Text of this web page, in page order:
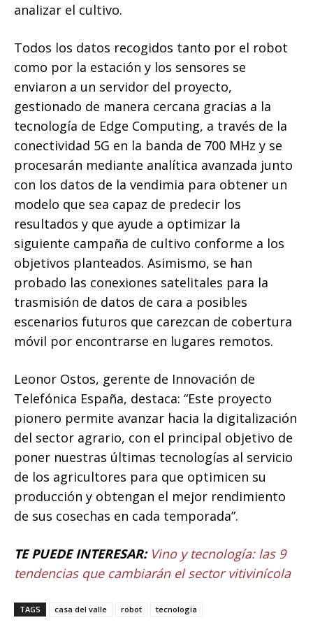
analizar el cultivo.
Todos los datos recogidos tanto por el robot
como por la estación y los sensores se
enviaron a un servidor del proyecto,
gestionado de manera cercana gracias a la
tecnología de Edge Computing, a través de la
conectividad 5G en la banda de 700 MHz y se
procesarán mediante analítica avanzada junto
con los datos de la vendimia para obtener un
modelo que sea capaz de predecir los
resultados y que ayude a optimizar la
siguiente campaña de cultivo conforme a los
objetivos planteados. Asimismo, se han
probado las conexiones satelitales para la
trasmisión de datos de cara a posibles
escenarios futuros que carezcan de cobertura
móvil por encontrarse en lugares remotos.
Leonor Ostos, gerente de Innovación de
Telefónica España, destaca: “Este proyecto
pionero permite avanzar hacia la digitalización
del sector agrario, con el principal objetivo de
poner nuestras últimas tecnologías al servicio
de los agricultores para que optimicen su
producción y obtengan el mejor rendimiento
de sus cosechas en cada temporada”.
TE PUEDE INTERESAR: Vino y tecnología: las 9
tendencias que cambiarán el sector vitivinícola
TAGS casa del valle robot tecnologia